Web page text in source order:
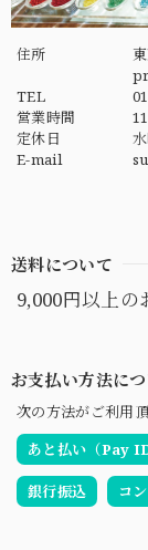
住所
TEL
営業時間
定休日
E-mail
送料について
9,000円以上の
お支払い方法に
次の方法がご利用頂
あと払い（Pay ID
銀行振込 コ